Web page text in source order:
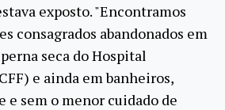
exposto. "Encontramos
consagrados abandonados em
seca do Hospital
e ainda em banheiros,
e sem o menor cuidado de